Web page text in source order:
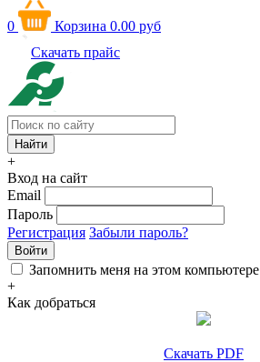
0 Корзина 0.00 руб
Скачать прайс
+
Вход на сайт
Email
Пароль
Регистрация Забыли пароль?
Войти
Запомнить меня на этом компьютере
+
Как добраться
Скачать PDF